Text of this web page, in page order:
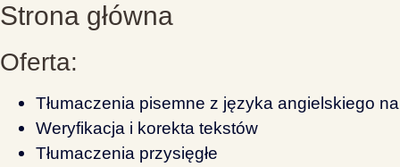
Strona główna
Oferta:
Tłumaczenia pisemne z języka angielskiego
Weryfikacja i korekta tekstów
Tłumaczenia przysięgłe